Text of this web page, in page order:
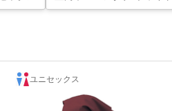
ユニセックス